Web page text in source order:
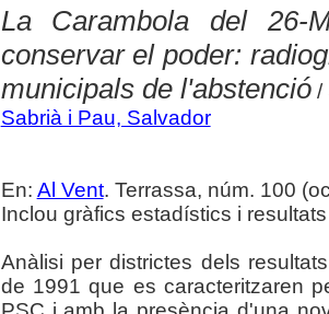
La Carambola del
conservar el poder:
municipals de l'abstenció/
Sabrià i Pau, Salvador
En: Al Vent. Terrassa, núm. 100
Inclou gràfics estadístics i
Anàlisi per districtes dels
de 1991 que es caracteritzaren